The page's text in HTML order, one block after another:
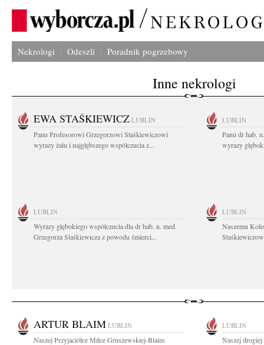
Nekrologi Odeszli Poradnik pogrzebowy
Inne nekrologi
EWA STAŚKIEWICZ LUBLIN
Panu Profesorowi Grzegorzowi Staśkiewiczowi
wyrazy żalu i najgłębszego współczucia z...
LUBLIN
Panu dr hab.
wyrazy
LUBLIN
Wyrazy głębokiego współczucia dla dr hab. n. med.
Grzegorza Staśkiewicza z powodu śmierci...
LUBLIN
Naszemu
ARTUR BLAIM LUBLIN
Naszej Przyjaciółce Miłce Gruszewskiej-Blaim
LUBLIN
Naszej